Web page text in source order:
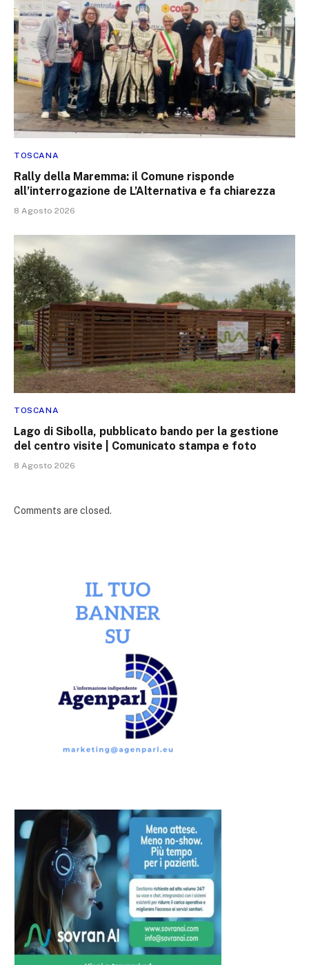
TOSCANA
Rally della Maremma: il Comune risponde
all’interrogazione de L’Alternativa e fa chiarezza
8 Agosto 2026
TOSCANA
Lago di Sibolla, pubblicato bando per la gestione
del centro visite | Comunicato stampa e foto
8 Agosto 2026
Comments are closed.